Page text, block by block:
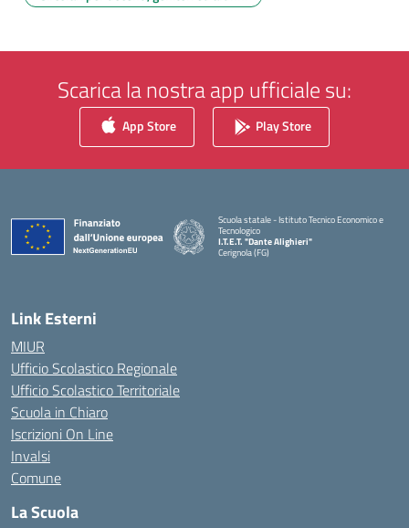
Scarica la nostra app ufficiale su:
App Store Play Store
Scuola statale - Istituto Tecnico Economico e
Tecnologico
I.T.E.T. "Dante Alighieri"
Cerignola (FG)
— Visita la pagina iniziale della scuola
Link Esterni
MIUR
Ufficio Scolastico Regionale
Ufficio Scolastico Territoriale
Scuola in Chiaro
Iscrizioni On Line
Invalsi
Comune
La Scuola